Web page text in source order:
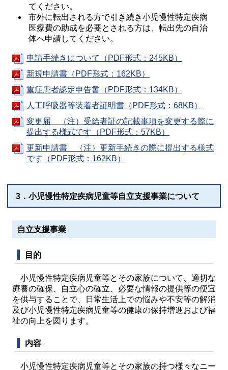
てください。
市外に転出される方で引き続き小児慢性特定疾病
医療費の助成を必要とされる方は、転出先の自治
体へ申請してください。
申請手続きについて（PDF形式：245KB）
新規申請書（PDF形式：162KB）
重症患者認定申告書（PDF形式：134KB）
人工呼吸器等装着者証明書（PDF形式：68KB）
変更届 （注）受給者証の記載事項を変更する際に
提出する様式です（PDF形式：57KB）
更新申請書 （注）更新手続きの際に提出する様式
です（PDF形式：162KB）
3．小児慢性特定疾病児童等自立支援事業について
自立支援事業
目的
小児慢性特定疾病児童等とその家族について、適切な
療養の確保、自立心の確立、必要な情報の提供等の便宜
を供与することで、日常生活上での悩みや不安等の解消
及び小児慢性特定疾病児童等の健康の保持増進および福
祉の向上を図ります。
内容
小児慢性特定疾病児童等とその家族の持つ様々なニー